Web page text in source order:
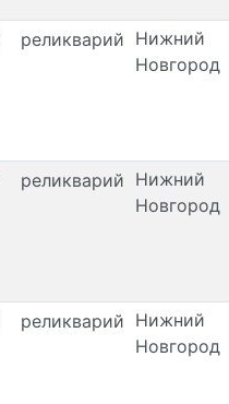
реликварий Нижний
Новгород
реликварий Нижний
Новгород
реликварий Нижний
Новгород